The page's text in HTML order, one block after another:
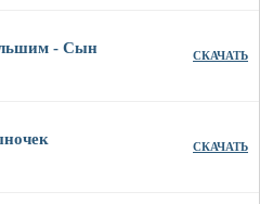
- Сын СКАЧАТЬ
СКАЧАТЬ